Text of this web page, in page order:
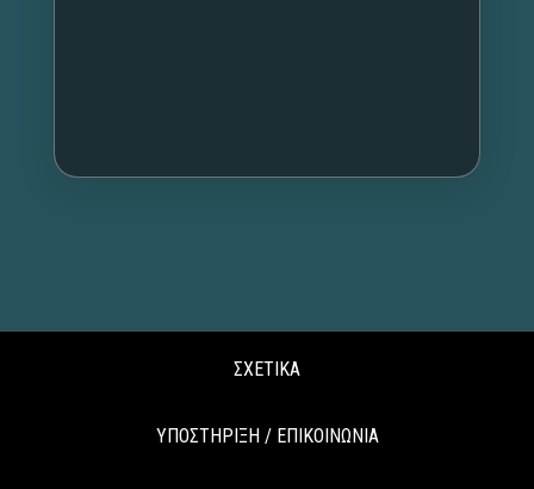
ΣΧΕΤΙΚΑ
ΥΠΟΣΤΗΡΙΞΗ / ΕΠΙΚΟΙΝΩΝΙΑ